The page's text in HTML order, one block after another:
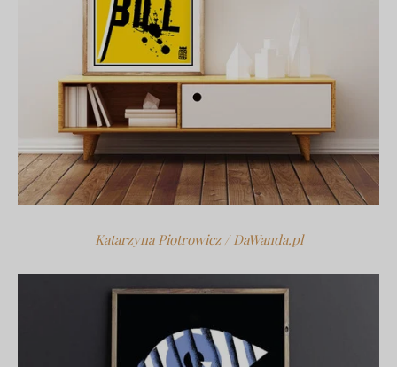
Katarzyna Piotrowicz / DaWanda.pl